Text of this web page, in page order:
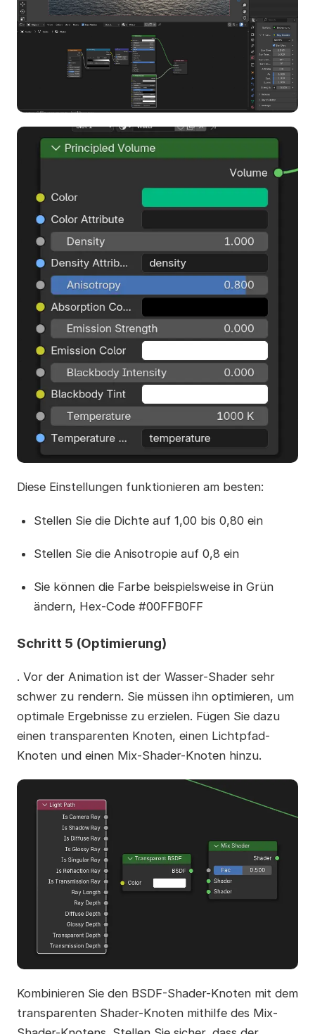
Diese Einstellungen funktionieren am besten:
Stellen Sie die Dichte auf 1,00 bis 0,80 ein
Stellen Sie die Anisotropie auf 0,8 ein
Sie können die Farbe beispielsweise in Grün
ändern, Hex-Code #00FFB0FF
Schritt 5 (Optimierung)
. Vor der Animation ist der Wasser-Shader sehr
schwer zu rendern. Sie müssen ihn optimieren, um
optimale Ergebnisse zu erzielen. Fügen Sie dazu
einen transparenten Knoten, einen Lichtpfad-
Knoten und einen Mix-Shader-Knoten hinzu.
Kombinieren Sie den BSDF-Shader-Knoten mit dem
transparenten Shader-Knoten mithilfe des Mix-